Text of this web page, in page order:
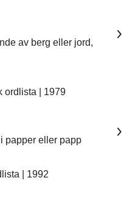
av berg eller jord,
ordlista | 1979
papper eller papp
| 1992